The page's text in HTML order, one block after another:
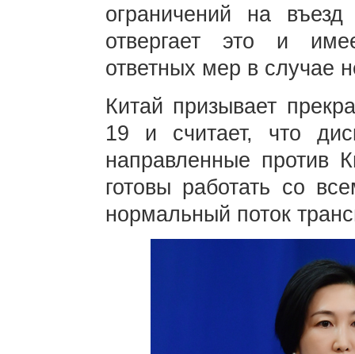
ограничений на
отвергает это и
ответных мер в случае
Китай призывает
19 и считает, что
направленные против
готовы работать со
нормальный поток